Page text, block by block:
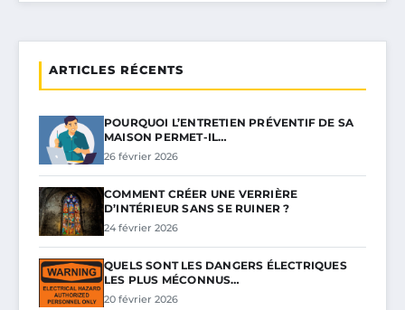
ARTICLES RÉCENTS
POURQUOI L’ENTRETIEN PRÉVENTIF DE SA
MAISON PERMET-IL…
26 février 2026
COMMENT CRÉER UNE VERRIÈRE
D’INTÉRIEUR SANS SE RUINER ?
24 février 2026
QUELS SONT LES DANGERS ÉLECTRIQUES
LES PLUS MÉCONNUS…
20 février 2026